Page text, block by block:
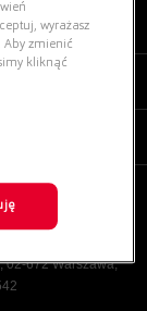
02-672 Warszawa,
wyrażasz
Aby zmienić
kliknąć